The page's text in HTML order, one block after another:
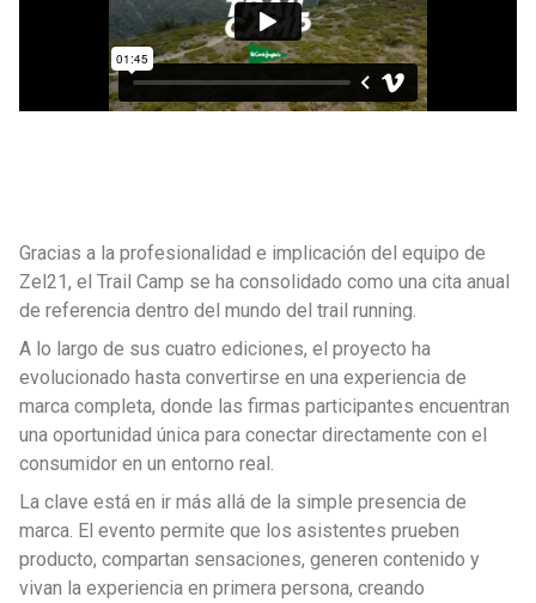
Gracias a la profesionalidad e implicación del equipo de
Zel21, el Trail Camp se ha consolidado como una cita anual
de referencia dentro del mundo del trail running.
A lo largo de sus cuatro ediciones, el proyecto ha
evolucionado hasta convertirse en una experiencia de
marca completa, donde las firmas participantes encuentran
una oportunidad única para conectar directamente con el
consumidor en un entorno real.
La clave está en ir más allá de la simple presencia de
marca. El evento permite que los asistentes prueben
producto, compartan sensaciones, generen contenido y
vivan la experiencia en primera persona, creando